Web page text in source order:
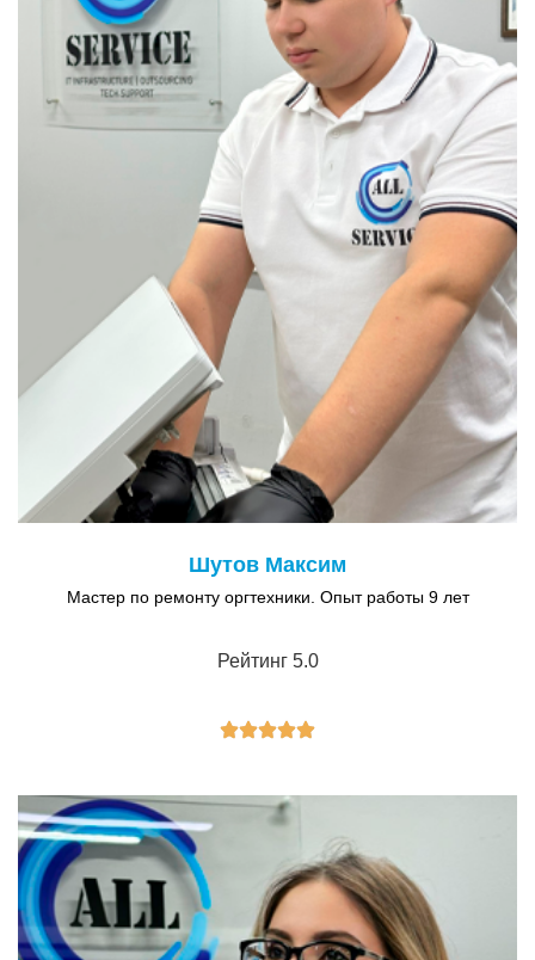
Шутов Максим
Мастер по ремонту оргтехники. Опыт работы 9 лет
Рейтинг 5.0